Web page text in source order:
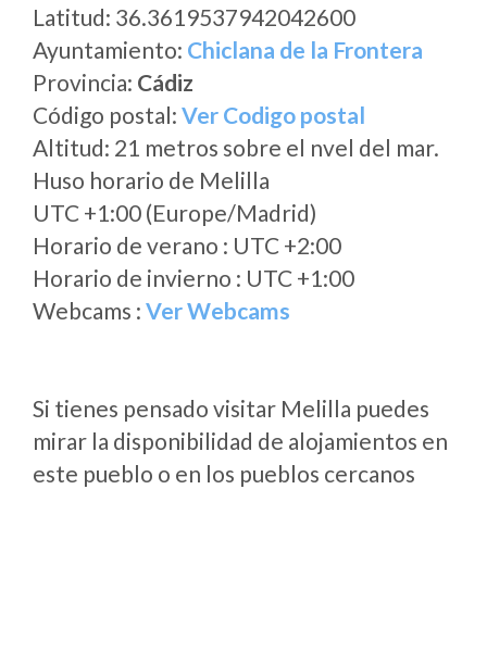
Latitud: 36.3619537942042600
Ayuntamiento: Chiclana de la Frontera
Provincia: Cádiz
Código postal: Ver Codigo postal
Altitud: 21 metros sobre el nvel del mar.
Huso horario de Melilla
UTC +1:00 (Europe/Madrid)
Horario de verano : UTC +2:00
Horario de invierno : UTC +1:00
Webcams : Ver Webcams
Si tienes pensado visitar Melilla puedes
mirar la disponibilidad de alojamientos en
este pueblo o en los pueblos cercanos